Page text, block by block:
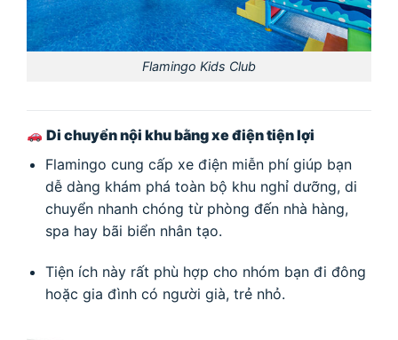
Flamingo Kids Club
Di chuyển nội khu bằng xe điện tiện lợi
Flamingo cung cấp xe điện miễn phí giúp bạn
dễ dàng khám phá toàn bộ khu nghỉ dưỡng, di
chuyển nhanh chóng từ phòng đến nhà hàng,
spa hay bãi biển nhân tạo.
Tiện ích này rất phù hợp cho nhóm bạn đi đông
hoặc gia đình có người già, trẻ nhỏ.